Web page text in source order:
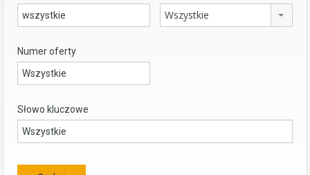
Wszystkie
Numer oferty
Słowo kluczowe